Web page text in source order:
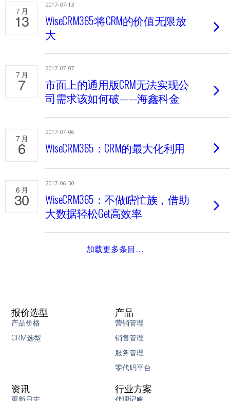
7 月
13
2017-07-13
WiseCRM365:将CRM的价值无限放
大
7 月
7
2017-07-07
市面上的通用版CRM无法实现公
司需求该如何破——海鑫科金
7 月
6
2017-07-06
WiseCRM365：CRM的最大化利用
6 月
30
2017-06-30
WiseCRM365：不做瞎忙族，借助
大数据轻松Get高效率
加载更多条目…
产品
营销管理
销售管理
服务管理
零代码平台
报价选型
产品价格
CRM选型
行业方案
代理记账
资讯
更新日志